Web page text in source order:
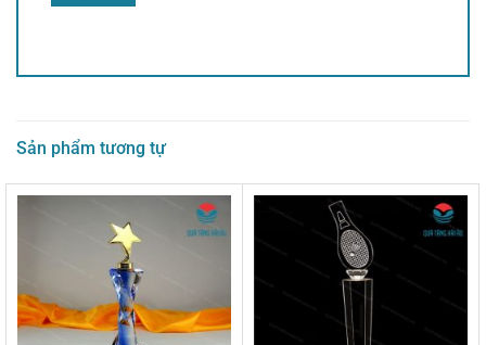
Sản phẩm tương tự